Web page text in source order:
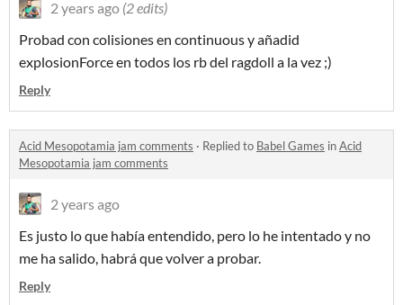
2 years ago (2 edits)
Probad con colisiones en continuous y añadid
explosionForce en todos los rb del ragdoll a la vez ;)
Reply
Acid Mesopotamia jam comments · Replied to Babel Games inAcid
Mesopotamia jam comments
2 years ago
Es justo lo que había entendido, pero lo he intentado y no
me ha salido, habrá que volver a probar.
Reply